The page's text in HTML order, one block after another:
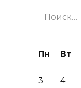
Search
for:
Пн Вт
3
4